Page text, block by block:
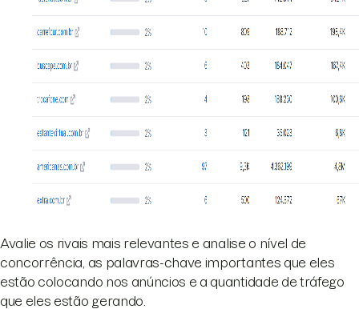
Avalie os rivais mais relevantes e analise o nível de
concorrência, as palavras-chave importantes que eles
estão colocando nos anúncios e a quantidade de tráfego
que eles estão gerando.